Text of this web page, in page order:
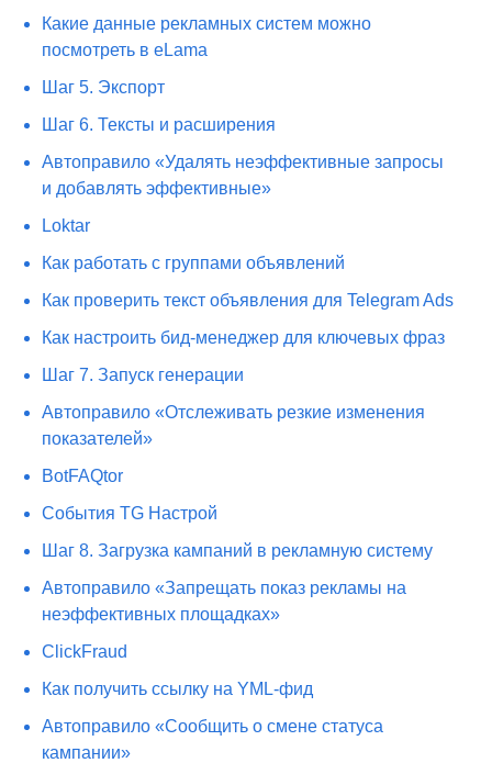
Какие данные рекламных систем можно
посмотреть в eLama
Шаг 5. Экспорт
Шаг 6. Тексты и расширения
Автоправило «Удалять неэффективные запросы
и добавлять эффективные»
Loktar
Как работать с группами объявлений
Как проверить текст объявления для Telegram Ads
Как настроить бид-менеджер для ключевых фраз
Шаг 7. Запуск генерации
Автоправило «Отслеживать резкие изменения
показателей»
BotFAQtor
События TG Настрой
Шаг 8. Загрузка кампаний в рекламную систему
Автоправило «Запрещать показ рекламы на
неэффективных площадках»
​ClickFraud
Как получить ссылку на YML-фид
Автоправило «Сообщить о смене статуса
кампании»